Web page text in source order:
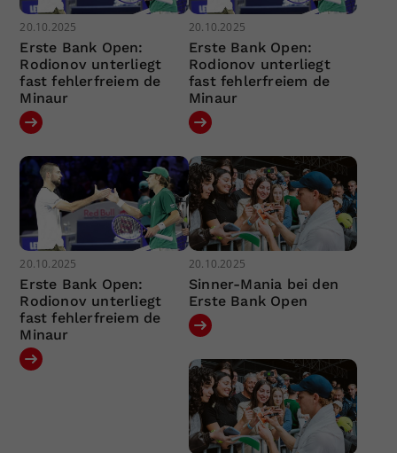
20.10.2025
Erste Bank Open:
Rodionov unterliegt
fast fehlerfreiem de
Minaur
20.10.2025
Erste Bank Open:
Rodionov unterliegt
fast fehlerfreiem de
Minaur
20.10.2025
Erste Bank Open:
Rodionov unterliegt
fast fehlerfreiem de
Minaur
20.10.2025
Sinner-Mania bei den
Erste Bank Open